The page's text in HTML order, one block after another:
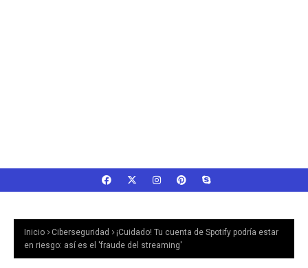
Inicio Ciberseguridad
¡Cuidado! Tu cuenta de Spotify podría estar
en riesgo: así es el 'fraude del streaming'